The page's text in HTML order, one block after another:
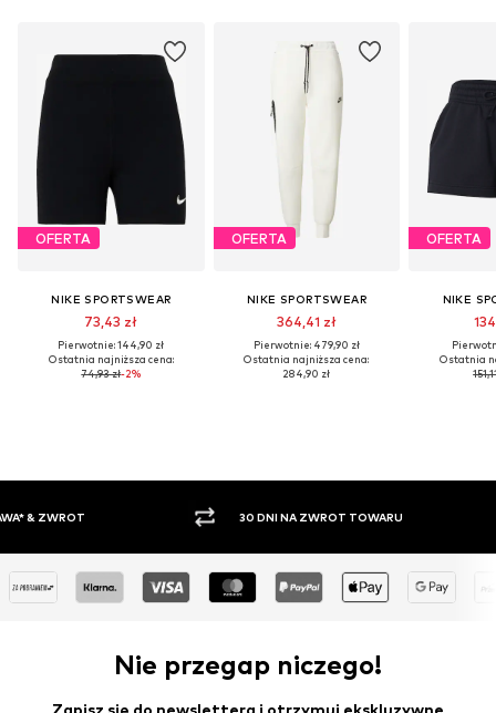
OFERTA
NIKE SPORTSWEAR
73,43 zł
Pierwotnie: 144,90 zł
Ostatnia najniższa cena:
74,93 zł-2%
OFERTA
NIKE SPORTSWEAR
364,41 zł
Pierwotnie: 479,90 zł
Ostatnia najniższa cena:
284,90 zł
OFERTA
NIKE
Ostatnia
30 DNI NA ZWROT TOWARU
Nie przegap niczego!
Zapisz się do newslettera i otrzymuj ekskluzywne